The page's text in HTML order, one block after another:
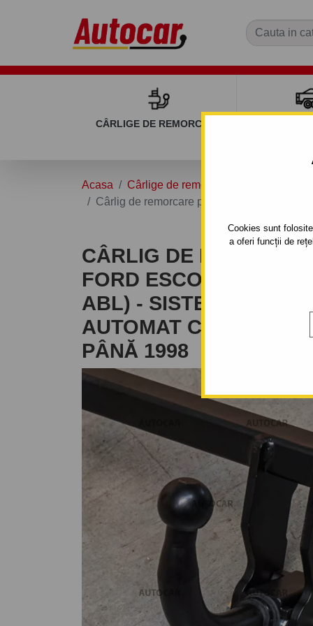
Cookies sunt
a oferi funcții de
CÂRLIGE DE REMORCARE
Acasa Cârlige de remorcare
Cârlig de remorcare pentru FORD
CÂRLIG DE
FORD ESCORT - 3/
ABL) - SISTEM
AUTOMAT CU CLEMĂ -
PÂNĂ 1998